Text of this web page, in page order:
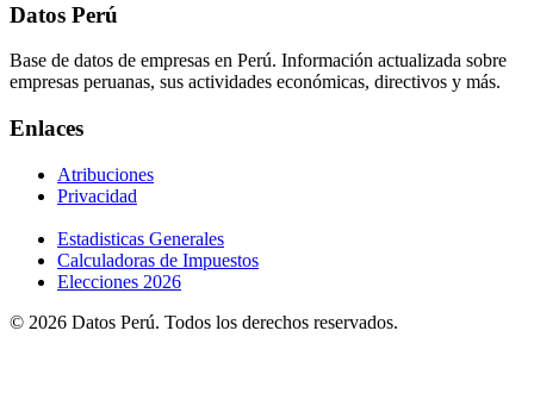
Datos Perú
Base de datos de empresas en Perú. Información actualizada sobre
empresas peruanas, sus actividades económicas, directivos y más.
Enlaces
Atribuciones
Privacidad
Estadisticas Generales
Calculadoras de Impuestos
Elecciones 2026
© 2026 Datos Perú. Todos los derechos reservados.